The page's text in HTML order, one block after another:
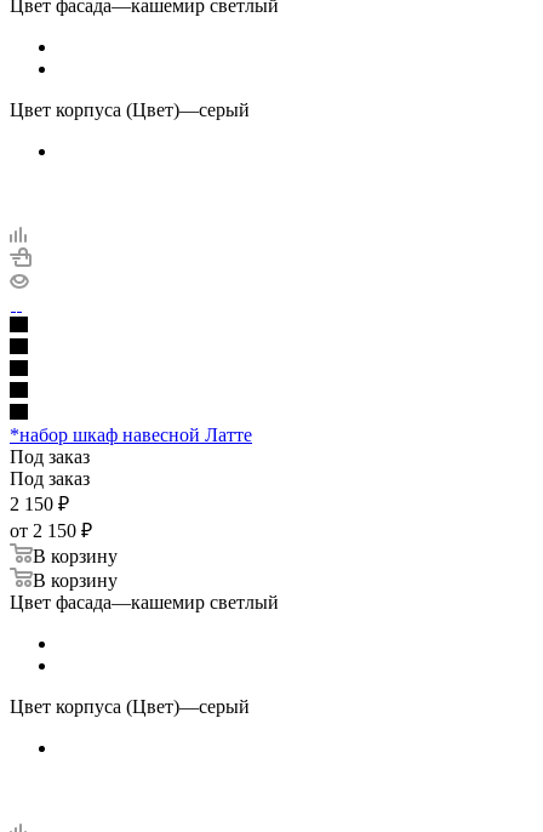
Цвет фасада—кашемир светлый
Цвет корпуса (Цвет)—серый
*набор шкаф навесной Латте
Под заказ
Под заказ
2 150 ₽
от 2 150 ₽
В корзину
В корзину
Цвет фасада—кашемир светлый
Цвет корпуса (Цвет)—серый